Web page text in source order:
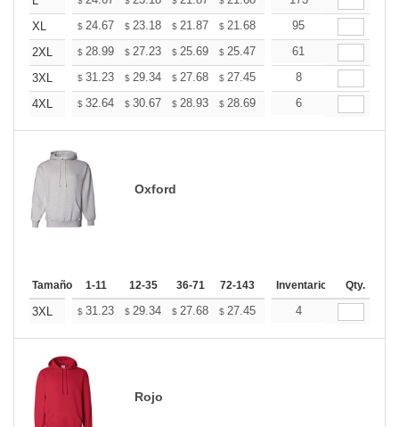
XL
$ 24.67 $ 23.18 $ 21.87 $ 21.68 21.31
95
2XL
$ 28.99 $ 27.23 $ 25.69 $ 25.47 25.03
61
3XL
$ 31.23 $ 29.34 $ 27.68 $ 27.45 26.97
8
4XL
$ 32.64 $ 30.67 $ 28.93 $ 28.69 28.19
6
Oxford
Tamaño 1-11 12-35 36-71 72-143 144-287 288 +
Inventario Qty.
3XL $ 31.23 $ 29.34 $ 27.68 $ 27.45 26.97
4
Rojo